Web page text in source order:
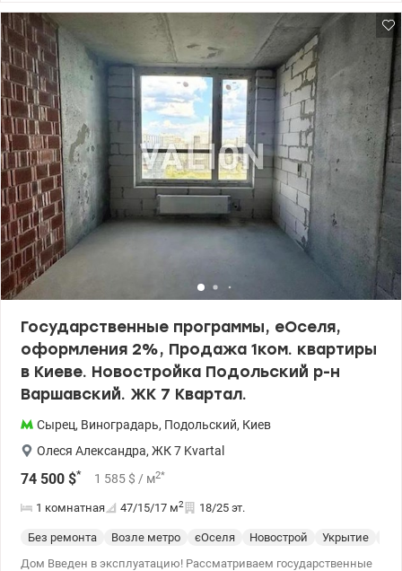
введен в эксплуатацию в 2кв. 2025; * квартира без ремонта,
после строителей; * расположена на 10 эт/25 эт.д. и имеет
невероятные обзорные характеристики; * удобная планировка -
комната + кухня-гостиная; * установлены счетчики на воду,
отопление и электроэнергию. Есть разные этажи Видеообзор
квартиры по запросу Анастасия 0932311808 Цена :74500 у.е
valion.ua/1153115
Государственные программы, еОселя,
оформления 2%, Продажа 1ком. квартиры
в Киеве. Новостройка Подольский р-н
Варшавский. ЖК 7 Квартал.
Сырец, Виноградарь, Подольский, Киев
Олеся Александра, ЖК 7 Kvartal
74 500 $* 1 585 $ / м2*
1 комнатная 47/15/17 м2 18/25 эт.
Без ремонта Возле метро єОселя Новострой Укрытие
Дом Введен в эксплуатацию! Рассматриваем государственные